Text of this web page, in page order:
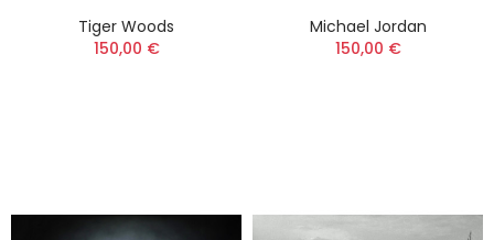
Tiger Woods
150,00 €
Michael Jordan
150,00 €